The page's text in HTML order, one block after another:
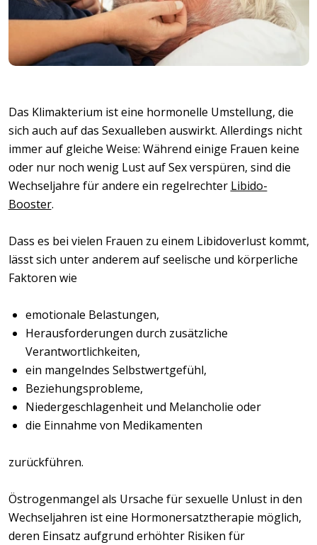
Das Klimakterium ist eine hormonelle Umstellung, die
sich auch auf das Sexualleben auswirkt. Allerdings nicht
immer auf gleiche Weise: Während einige Frauen keine
oder nur noch wenig Lust auf Sex verspüren, sind die
Wechseljahre für andere ein regelrechter Libido-
Booster.
Dass es bei vielen Frauen zu einem Libidoverlust kommt,
lässt sich unter anderem auf seelische und körperliche
Faktoren wie
emotionale Belastungen,
Herausforderungen durch zusätzliche
Verantwortlichkeiten,
ein mangelndes Selbstwertgefühl,
Beziehungsprobleme,
Niedergeschlagenheit und Melancholie oder
die Einnahme von Medikamenten
zurückführen.
Östrogenmangel als Ursache für sexuelle Unlust in den
Wechseljahren ist eine Hormonersatztherapie möglich,
deren Einsatz aufgrund erhöhter Risiken für